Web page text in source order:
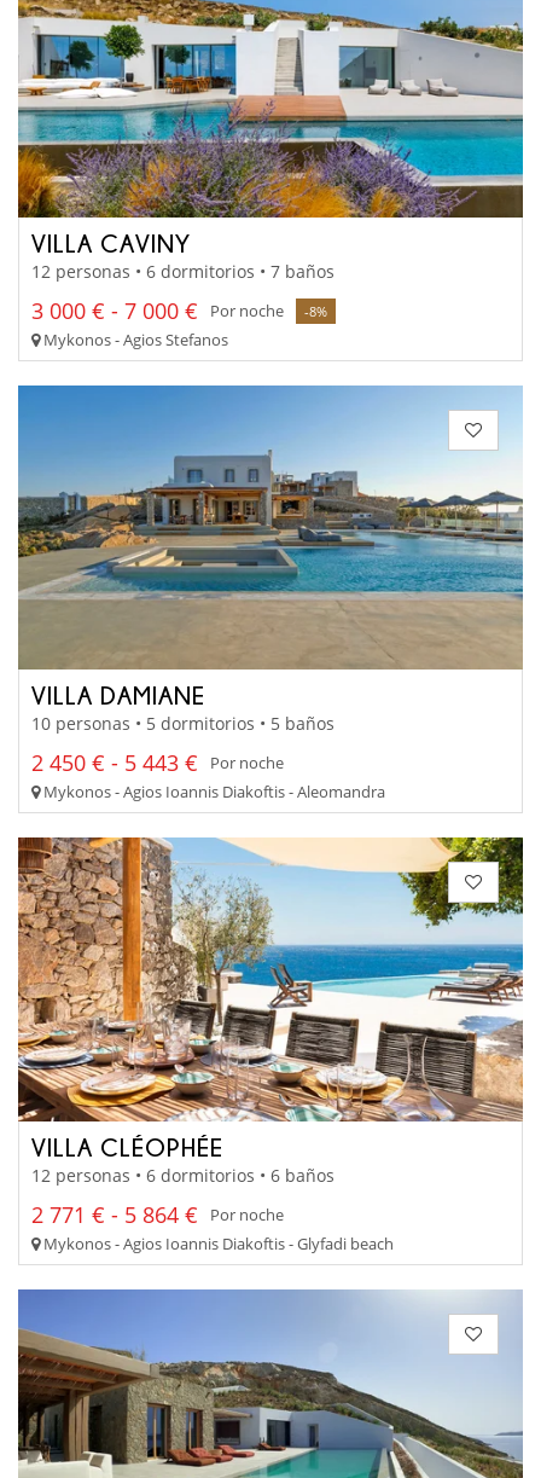
VILLA CAVINY
12 personas • 6 dormitorios • 7 baños
3 000 € - 7 000 € Por noche -8%
Mykonos - Agios Stefanos
VILLA DAMIANE
10 personas • 5 dormitorios • 5 baños
2 450 € - 5 443 €
Por noche
Mykonos - Agios Ioannis Diakoftis - Aleomandra
VILLA CLÉOPHÉE
12 personas • 6 dormitorios • 6 baños
2 771 € - 5 864 €
Por noche
Mykonos - Agios Ioannis Diakoftis - Glyfadi beach